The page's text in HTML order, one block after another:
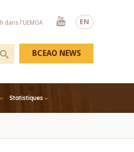
EN
dans l'UEMOA
Youtube
Statistiques
BCEAO NEWS